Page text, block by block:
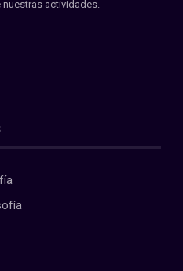
actividades.